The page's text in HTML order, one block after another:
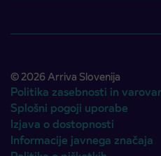
© 2026 Arriva Slovenija
Politika zasebnosti in
Splošni pogoji uporabe
Izjava o dostopnosti
Informacije javnega značaja